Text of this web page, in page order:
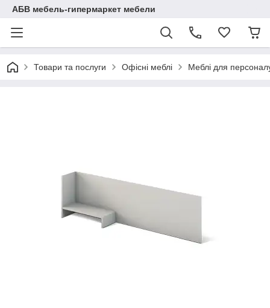
АБВ мебель-гипермаркет мебели
Товари та послуги Офісні меблі Меблі для